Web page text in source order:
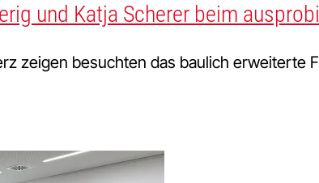
und Katja Scherer beim
zeigen besuchten das baulich erweiterte